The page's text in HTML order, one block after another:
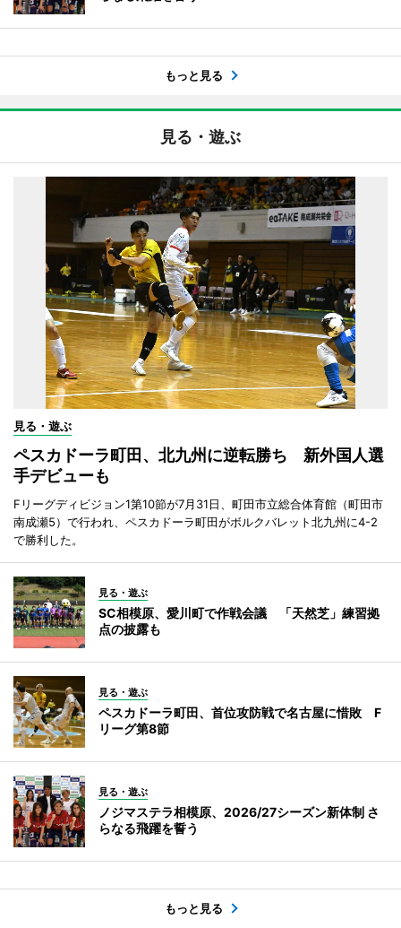
もっと見る
見る・遊ぶ
見る・遊ぶ
ペスカドーラ町田、北九州に逆転勝ち 新外国人選
手デビューも
Fリーグディビジョン1第10節が7月31日、町田市立総合体育館（町田市
南成瀬5）で行われ、ペスカドーラ町田がボルクバレット北九州に4-2
で勝利した。
見る・遊ぶ
SC相模原、愛川町で作戦会議 「天然芝」練習拠
点の披露も
見る・遊ぶ
ペスカドーラ町田、首位攻防戦で名古屋に惜敗 F
リーグ第8節
見る・遊ぶ
ノジマステラ相模原、2026/27シーズン新体制 さ
らなる飛躍を誓う
もっと見る